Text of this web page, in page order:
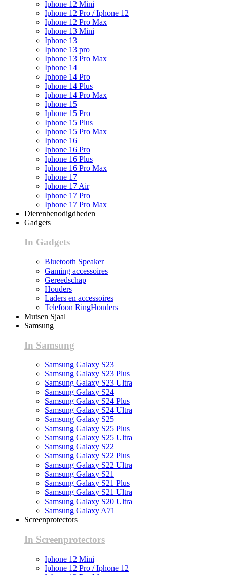
Iphone 12 Mini
Iphone 12 Pro / Iphone 12
Iphone 12 Pro Max
Iphone 13 Mini
Iphone 13
Iphone 13 pro
Iphone 13 Pro Max
Iphone 14
Iphone 14 Pro
Iphone 14 Plus
Iphone 14 Pro Max
Iphone 15
Iphone 15 Pro
Iphone 15 Plus
Iphone 15 Pro Max
Iphone 16
Iphone 16 Pro
Iphone 16 Plus
Iphone 16 Pro Max
Iphone 17
Iphone 17 Air
Iphone 17 Pro
Iphone 17 Pro Max
Dierenbenodigdheden
Gadgets
In Gadgets
Bluetooth Speaker
Gaming accessoires
Gereedschap
Houders
Laders en accessoires
Telefoon RingHouders
Mutsen Sjaal
Samsung
In Samsung
Samsung Galaxy S23
Samsung Galaxy S23 Plus
Samsung Galaxy S23 Ultra
Samsung Galaxy S24
Samsung Galaxy S24 Plus
Samsung Galaxy S24 Ultra
Samsung Galaxy S25
Samsung Galaxy S25 Plus
Samsung Galaxy S25 Ultra
Samsung Galaxy S22
Samsung Galaxy S22 Plus
Samsung Galaxy S22 Ultra
Samsung Galaxy S21
Samsung Galaxy S21 Plus
Samsung Galaxy S21 Ultra
Samsung Galaxy S20 Ultra
Samsung Galaxy A71
Screenprotectors
In Screenprotectors
Iphone 12 Mini
Iphone 12 Pro / Iphone 12